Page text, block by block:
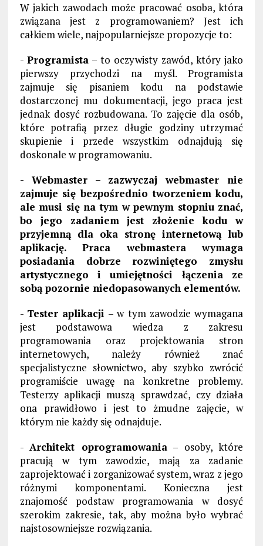
W jakich zawodach może pracować osoba, która
związana jest z programowaniem? Jest ich
całkiem wiele, najpopularniejsze propozycje to:
- Programista– to oczywisty zawód, który jako
pierwszy przychodzi na myśl. Programista
zajmuje się pisaniem kodu na podstawie
dostarczonej mu dokumentacji, jego praca jest
jednak dosyć rozbudowana. To zajęcie dla osób,
które potrafią przez długie godziny utrzymać
skupienie i przede wszystkim odnajdują się
doskonale w programowaniu.
- Webmaster – zazwyczaj webmaster nie
zajmuje się bezpośrednio tworzeniem kodu,
ale musi się na tym w pewnym stopniu znać,
bo jego zadaniem jest złożenie kodu w
przyjemną dla oka stronę internetową lub
aplikację. Praca webmastera wymaga
posiadania dobrze rozwiniętego zmysłu
artystycznego i umiejętności łączenia ze
sobą pozornie niedopasowanych elementów.
- Tester aplikacji – w tym zawodzie wymagana
jest podstawowa wiedza z zakresu
programowania oraz projektowania stron
internetowych, należy również znać
specjalistyczne słownictwo, aby szybko zwrócić
programiście uwagę na konkretne problemy.
Testerzy aplikacji muszą sprawdzać, czy działa
ona prawidłowo i jest to żmudne zajęcie, w
którym nie każdy się odnajduje.
-Architekt oprogramowania– osoby, które
pracują w tym zawodzie, mają za zadanie
zaprojektować i zorganizować system, wraz z jego
różnymi komponentami. Konieczna jest
znajomość podstaw programowania w dosyć
szerokim zakresie, tak, aby można było wybrać
najstosowniejsze rozwiązania.